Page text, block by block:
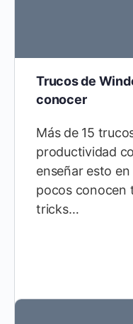
Trucos de
conocer
Más de 15
productividad
enseñar esto
pocos conocen
tricks…